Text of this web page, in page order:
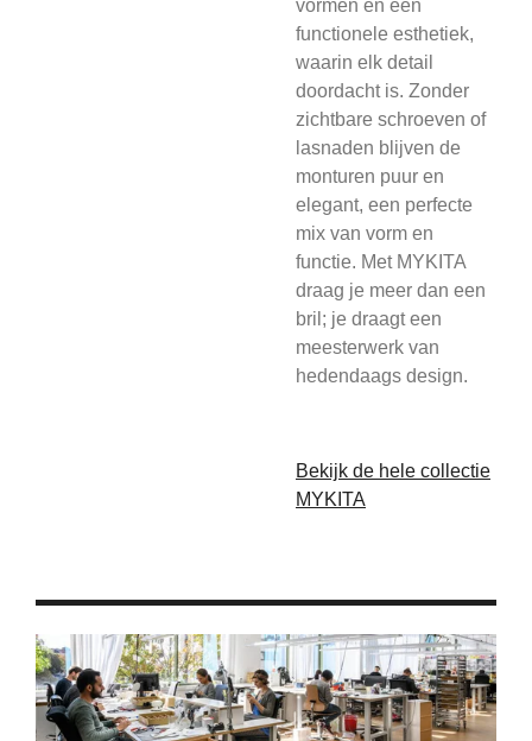
vormen en een
functionele esthetiek,
waarin elk detail
doordacht is. Zonder
zichtbare schroeven of
lasnaden blijven de
monturen puur en
elegant, een perfecte
mix van vorm en
functie. Met MYKITA
draag je meer dan een
bril; je draagt een
meesterwerk van
hedendaags design.
Bekijk de hele collectie
MYKITA